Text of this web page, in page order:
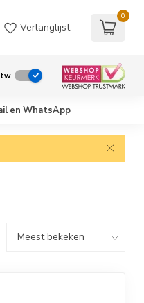
Verlanglijst
0
en WhatsApp